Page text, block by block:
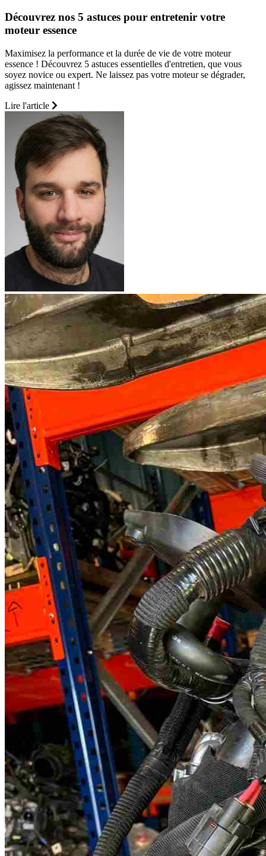
Découvrez nos 5 astuces pour entretenir votre
moteur essence
Maximisez la performance et la durée de vie de votre moteur
essence ! Découvrez 5 astuces essentielles d'entretien, que vous
soyez novice ou expert. Ne laissez pas votre moteur se dégrader,
agissez maintenant !
Lire l'article